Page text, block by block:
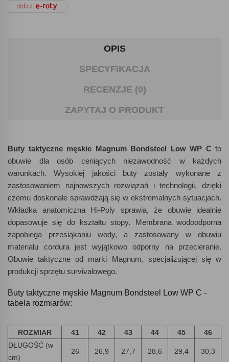
OPIS
SPECYFIKACJA
RECENZJE (0)
ZAPYTAJ O PRODUKT
Buty taktyczne męskie Magnum Bondsteel Low WP C to
obuwie dla osób ceniących niezawodność w każdych
warunkach. Wysokiej jakości buty zostały wykonane z
zastosowaniem najnowszych rozwiązań i technologii, dzięki
czemu doskonale sprawdzają się w ekstremalnych sytuacjach.
Wkładka anatomiczna Hi-Poly sprawia, że obuwie idealnie
dopasowuje się do kształtu stopy. Membrana wodoodporna
zapobiega przesiąkaniu wody, a zastosowany w obuwiu
materiału cordura jest wyjątkowo odporny na przecieranie.
Obuwie taktyczne od marki Magnum, specjalizującej się w
produkcji sprzętu survivalowego.
Buty taktyczne męskie Magnum Bondsteel Low WP C -
tabela rozmiarów:
ROZMIAR 41 42 43 44 45
46
DŁUGOŚĆ (w
cm)
26 26,9 27,7 28,6 29,4 30,3